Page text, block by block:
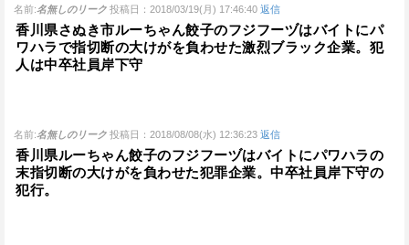
名前:名無しのリーク 投稿日：2018/03/19(月) 17:46:40 返信
香川県さぬき市ルーちゃん餃子のフジフーヅはバイトにパ
ワハラで指切断の大けがを負わせた激烈ブラック企業。犯
人は中卒社員岸下守
名前:名無しのリーク 投稿日：2018/08/08(水) 12:36:23 返信
香川県ルーちゃん餃子のフジフーヅはバイトにパワハラの
末指切断の大けがを負わせた犯罪企業。中卒社員岸下守の
犯行。